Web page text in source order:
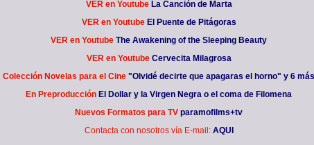
VER en Youtube La Canción de Marta
VER en Youtube El Puente de Pitágoras
VER en Youtube The Awakening of the Sleeping Beauty
VER en Youtube Cervecita Milagrosa
Colección Novelas para el Cine "Olvidé decirte que apagaras el horno" y 6 más
En Preproducción El Dollar y la Virgen Negra o el coma de Filomena
Nuevos Formatos para TV paramofilms+tv
Contacta con nosotros vía E-mail: AQUI